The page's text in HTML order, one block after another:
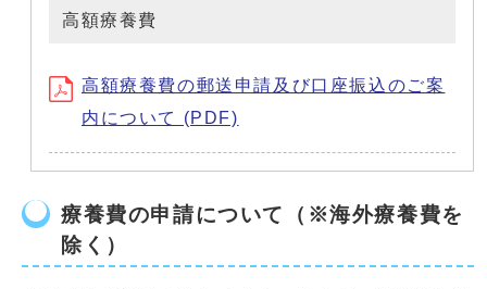
高額療養費
高額療養費の郵送申請及び口座振込のご案
内について (PDF)
療養費の申請について（※海外療養費を
除く）